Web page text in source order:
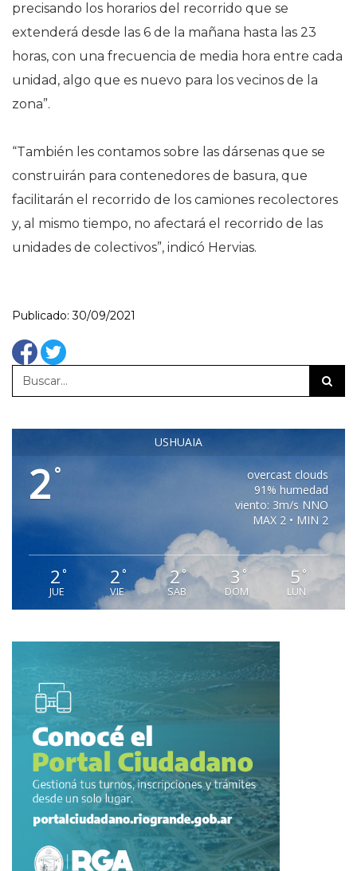
precisando los horarios del recorrido que se
extenderá desde las 6 de la mañana hasta las 23
horas, con una frecuencia de media hora entre cada
unidad, algo que es nuevo para los vecinos de la
zona”.
“También les contamos sobre las dársenas que se
construirán para contenedores de basura, que
facilitarán el recorrido de los camiones recolectores
y, al mismo tiempo, no afectará el recorrido de las
unidades de colectivos”, indicó Hervias.
Publicado: 30/09/2021
USHUAIA
2 °
overcast clouds
91% humedad
viento: 3m/s NNO
MAX 2 • MIN 2
2°
JUE
2 °
VIE
2°
SAB
3 °
DOM
5 °
LUN